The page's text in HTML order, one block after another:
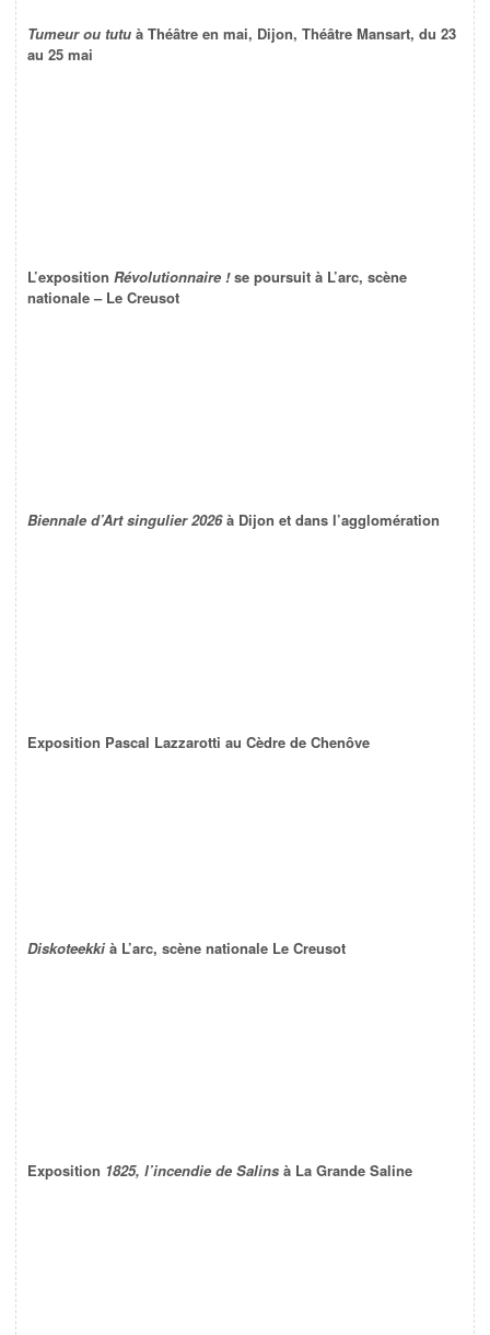
Tumeur ou tutu à Théâtre en mai, Dijon, Théâtre Mansart, du 23
au 25 mai
L’exposition Révolutionnaire !se poursuit à L’arc, scène
nationale – Le Creusot
Biennale d’Art singulier 2026à Dijon et dans l’agglomération
Exposition Pascal Lazzarotti au Cèdre de Chenôve
Diskoteekki à L’arc, scène nationale Le Creusot
Exposition 1825, l’incendie de Salins à La Grande Saline